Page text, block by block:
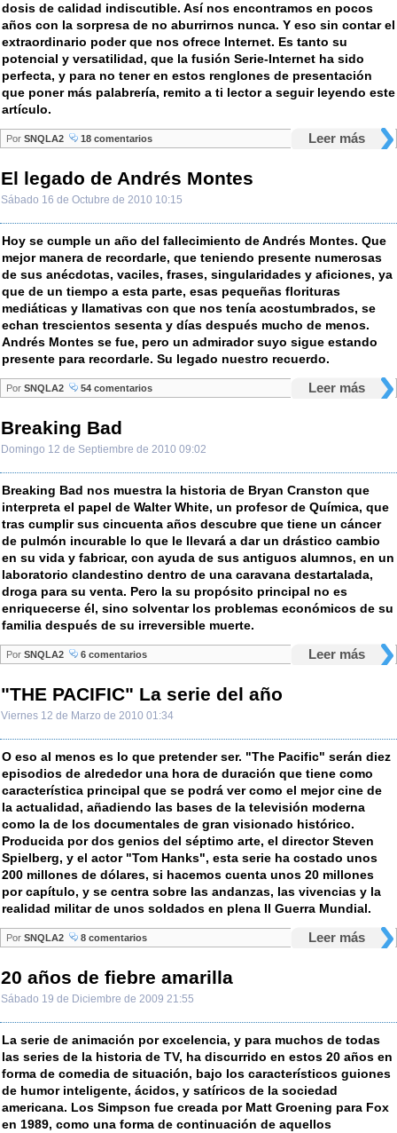
dosis de calidad indiscutible. Así nos encontramos en pocos
años con la sorpresa de no aburrirnos nunca. Y eso sin contar el
extraordinario poder que nos ofrece Internet. Es tanto su
potencial y versatilidad, que la fusión Serie-Internet ha sido
perfecta, y para no tener en estos renglones de presentación
que poner más palabrería, remito a ti lector a seguir leyendo este
artículo.
Leer más
Por SNQLA2 18 comentarios
El legado de Andrés Montes
Sábado 16 de Octubre de 2010 10:15
Hoy se cumple un año del fallecimiento de Andrés Montes. Que
mejor manera de recordarle, que teniendo presente numerosas
de sus anécdotas, vaciles, frases, singularidades y aficiones, ya
que de un tiempo a esta parte, esas pequeñas florituras
mediáticas y llamativas con que nos tenía acostumbrados, se
echan trescientos sesenta y días después mucho de menos.
Andrés Montes se fue, pero un admirador suyo sigue estando
presente para recordarle. Su legado nuestro recuerdo.
Leer más
Por SNQLA2 54 comentarios
Breaking Bad
Domingo 12 de Septiembre de 2010 09:02
Breaking Bad nos muestra la historia de Bryan Cranston que
interpreta el papel de Walter White, un profesor de Química, que
tras cumplir sus cincuenta años descubre que tiene un cáncer
de pulmón incurable lo que le llevará a dar un drástico cambio
en su vida y fabricar, con ayuda de sus antiguos alumnos, en un
laboratorio clandestino dentro de una caravana destartalada,
droga para su venta. Pero la su propósito principal no es
enriquecerse él, sino solventar los problemas económicos de su
familia después de su irreversible muerte.
Leer más
Por SNQLA2 6 comentarios
"THE PACIFIC" La serie del año
Viernes 12 de Marzo de 2010 01:34
O eso al menos es lo que pretender ser. "The Pacific" serán diez
episodios de alrededor una hora de duración que tiene como
característica principal que se podrá ver como el mejor cine de
la actualidad, añadiendo las bases de la televisión moderna
como la de los documentales de gran visionado histórico.
Producida por dos genios del séptimo arte, el director Steven
Spielberg, y el actor "Tom Hanks", esta serie ha costado unos
200 millones de dólares, si hacemos cuenta unos 20 millones
por capítulo, y se centra sobre las andanzas, las vivencias y la
realidad militar de unos soldados en plena II Guerra Mundial.
Leer más
Por SNQLA2 8 comentarios
20 años de fiebre amarilla
Sábado 19 de Diciembre de 2009 21:55
La serie de animación por excelencia, y para muchos de todas
las series de la historia de TV, ha discurrido en estos 20 años en
forma de comedia de situación, bajo los característicos guiones
de humor inteligente, ácidos, y satíricos de la sociedad
americana. Los Simpson fue creada por Matt Groening para Fox
en 1989, como una forma de continuación de aquellos